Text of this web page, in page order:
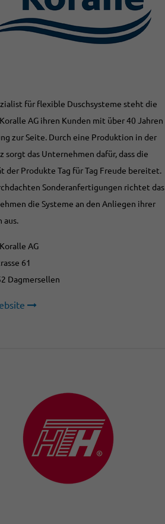
für flexible Duschsysteme steht die
AG ihren Kunden mit über 40 Jahren
zur Seite. Durch eine Produktion in der
sorgt das Unternehmen dafür, dass die
der Produkte Tag für Tag Freude bereitet.
Sonderanfertigungen richtet das
die Systeme an den Anliegen ihrer
aus.
AG
61
Dagmersellen